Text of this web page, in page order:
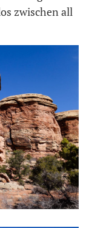
zwischen all